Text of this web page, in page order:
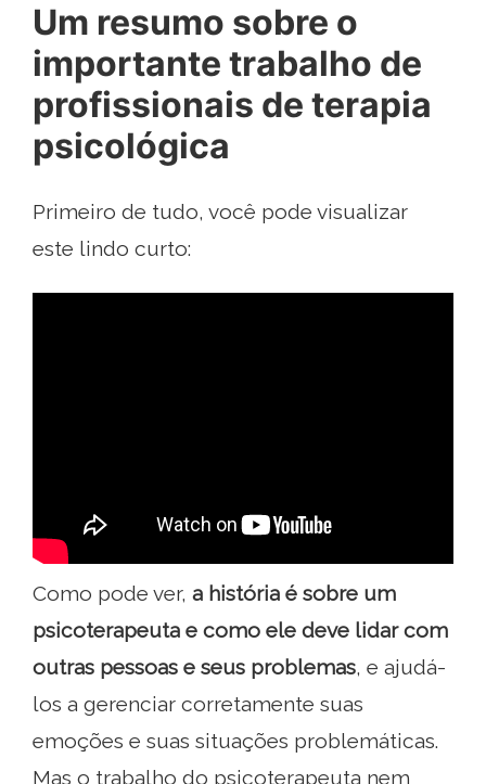
Um resumo sobre o
importante trabalho de
profissionais de terapia
psicológica
Primeiro de tudo, você pode visualizar
este lindo curto:
Como pode ver, a história é sobre um
psicoterapeuta e como ele deve lidar com
outras pessoas e seus problemas, e ajudá-
los a gerenciar corretamente suas
emoções e suas situações problemáticas.
Mas o trabalho do psicoterapeuta nem